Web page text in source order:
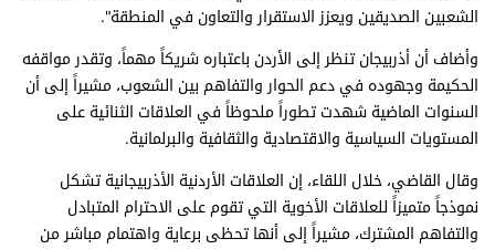
الشعبين الصديقين ويعزز الاستقرار والتعاون في المنطقة".
وأضاف أن أذربيجان تنظر إلى الأردن باعتباره شريكاً مهماً، وتقدر مواقفه
الحكيمة وجهوده في دعم الحوار والتفاهم بين الشعوب، مشيراً إلى أن
السنوات الماضية شهدت تطوراً ملحوظاً في العلاقات الثنائية على
المستويات السياسية والاقتصادية والثقافية والبرلمانية.
وقال القاضي، خلال اللقاء، إن العلاقات الأردنية الأذربيجانية تشكل
نموذجاً متميزاً للعلاقات الأخوية التي تقوم على الاحترام المتبادل
والتفاهم المشترك، مشيراً إلى أنها تحظى برعاية واهتمام مباشر من